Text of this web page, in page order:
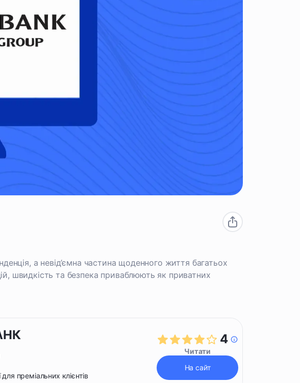
а невід’ємна частина щоденного життя багатьох
швидкість та безпека приваблюють як приватних
для преміальних клієнтів
4
Читати
На сайт